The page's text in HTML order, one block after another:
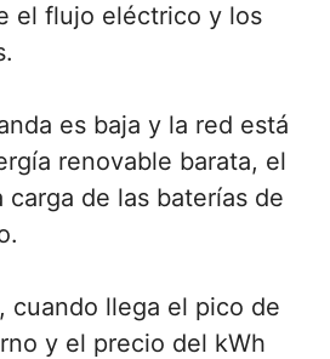
el flujo eléctrico y los
es baja y la red está
renovable barata, el
de las baterías de
cuando llega el pico de
y el precio del kWh